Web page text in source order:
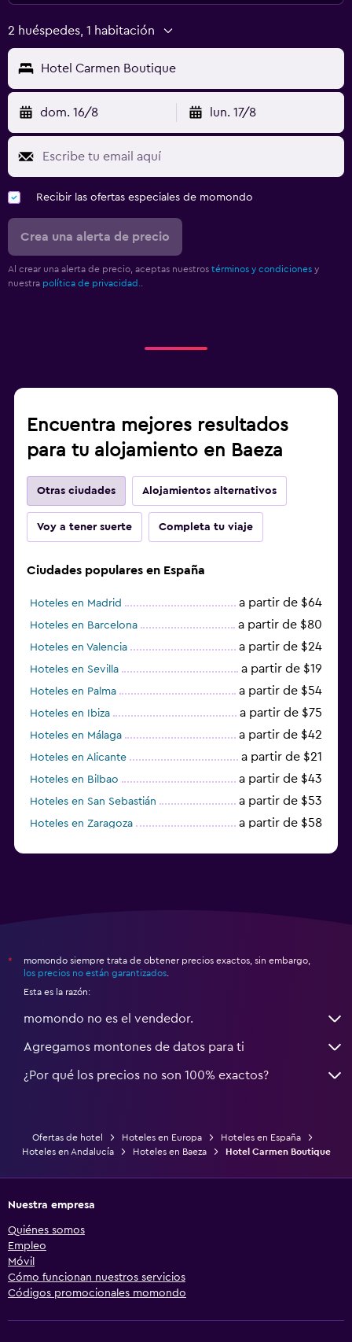
2 huéspedes, 1 habitación
Hotel Carmen Boutique
dom. 16/8 lun. 17/8
Recibir las ofertas especiales de momondo
Crea una alerta de precio
Al crear una alerta de precio, aceptas nuestros términos y condiciones y
nuestra política de privacidad.
Encuentra mejores resultados
para tu alojamiento en Baeza
Otras ciudades Alojamientos alternativos
Voy a tener suerte Completa tu viaje
Ciudades populares en España
Hoteles en Madrid a partir de $64
Hoteles en Barcelona a partir de $80
Hoteles en Valencia a partir de $24
Hoteles en Sevilla a partir de $19
Hoteles en Palma a partir de $54
Hoteles en Ibiza a partir de $75
Hoteles en Málaga a partir de $42
Hoteles en Alicante a partir de $21
Hoteles en Bilbao a partir de $43
Hoteles en San Sebastián a partir de $53
Hoteles en Zaragoza a partir de $58
*
momondo siempre trata de obtener precios exactos, sin embargo,
los precios no están garantizados
Esta es la razón:
momondo no es el vendedor.
Agregamos montones de datos para ti
¿Por qué los precios no son 100% exactos?
Ofertas de hotel Hoteles en Europa
Hoteles en España
Hoteles en Andalucía
Hoteles en Baeza Hotel Carmen Boutique
Nuestra empresa
Quiénes somos
Empleo
Móvil
Cómo funcionan nuestros servicios
Códigos promocionales momondo